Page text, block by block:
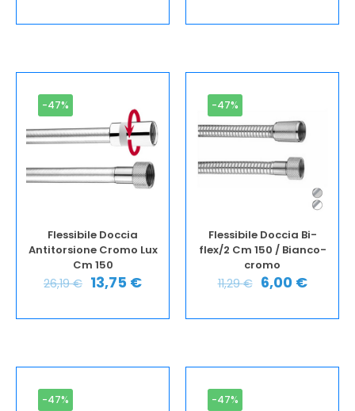
-47%
Flessibile Doccia
Antitorsione Cromo Lux
Cm 150
26,19€ 13,75 €
-47%
Flessibile Doccia Bi-
flex/2 Cm 150 / Bianco-
cromo
11,29€ 6,00 €
-47% -47%